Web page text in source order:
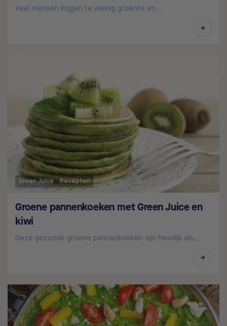
Veel mensen krijgen te weinig groente en…
Green Juice Recepten
Groene pannenkoeken met Green Juice en
kiwi
Deze gezonde groene pannenkoeken zijn heerlijk als…